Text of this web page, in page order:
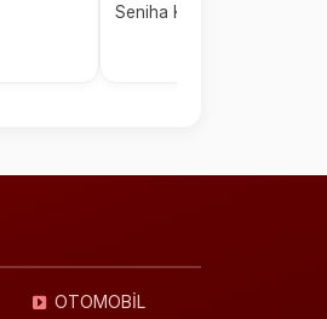
Seniha Kanatlı ya pay
OTOMOBİL